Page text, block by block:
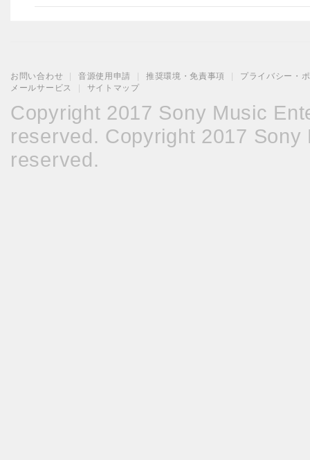
お問い合わせ 音源使用申請 推奨環境・免責事項
プライバシー・
メールサービス
サイトマップ
Copyright 2017 Sony Music
reserved. Copyright 2017
reserved.